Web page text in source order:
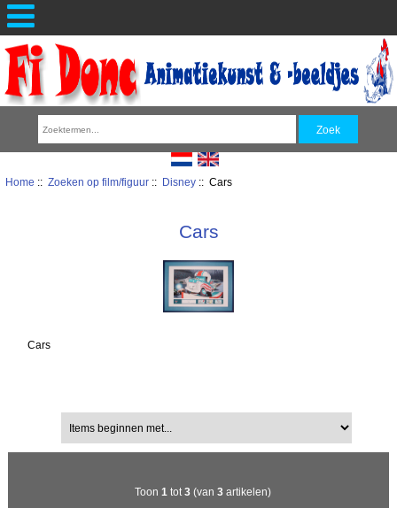
Home :: Zoeken op film/figuur:: Disney:: Cars
Cars
Cars
Items beginnen met...
Toon 1 tot 3 (van 3 artikelen)